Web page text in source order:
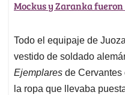
Mockus y Zaranka
Todo el equipaje de
vestido de soldado
Ejemplares de Cervantes
la ropa que llevaba